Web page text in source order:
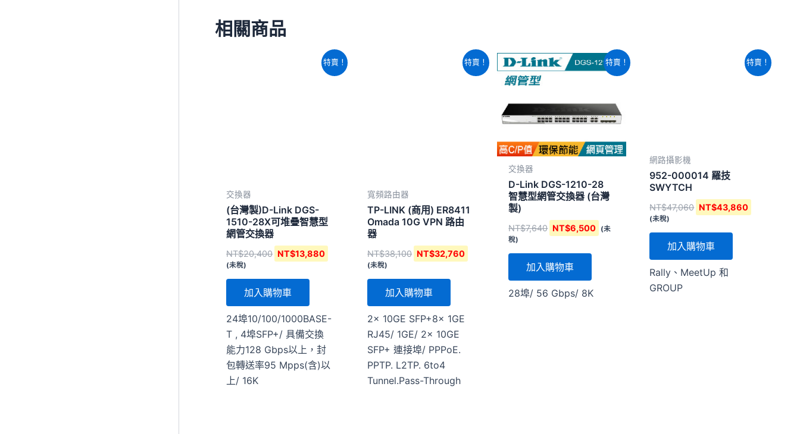
相關商品
特賣！
交換器
(台灣製)D-Link DGS-
1510-28X可堆疊智慧型
網管交換器
NT$20,400 NT$13,880
目
前
價
(未稅)
加入購物車
24埠10/100/1000BASE-
T , 4埠SFP+/ 具備交換
能力128 Gbps以上，封
包轉送率95 Mpps(含)以
上/ 16K
特賣！
寬頻路由器
TP-LINK (商用) ER8411
Omada 10G VPN 路由
器
NT$38,100 NT$32,760
目
前
價
(未稅)
加入購物車
2× 10GE SFP+8× 1GE
RJ45/ 1GE/ 2× 10GE
SFP+ 連接埠/ PPPoE.
PPTP. L2TP. 6to4
Tunnel.Pass-Through
特賣！
交換器
D-Link DGS-1210-28
智慧型網管交換器 (台灣
製)
NT$7,640
原
始
NT$6,500
目
前
(未
稅)
加入購物車
28埠/ 56 Gbps/ 8K
特賣！
網路攝影機
952-000014 羅技
SWYTCH
NT$47,060 NT$43,860
目
前
價
(未稅)
加入購物車
Rally、MeetUp 和
GROUP